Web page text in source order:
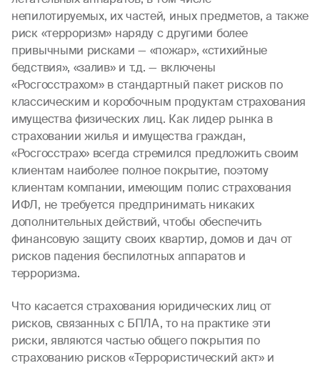
непилотируемых, их частей, иных предметов, а также
риск «терроризм» наряду с другими более
привычными рисками — «пожар», «стихийные
бедствия», «залив» и т.д. — включены
«Росгосстрахом» в стандартный пакет рисков по
классическим и коробочным продуктам страхования
имущества физических лиц. Как лидер рынка в
страховании жилья и имущества граждан,
«Росгосстрах» всегда стремился предложить своим
клиентам наиболее полное покрытие, поэтому
клиентам компании, имеющим полис страхования
ИФЛ, не требуется предпринимать никаких
дополнительных действий, чтобы обеспечить
финансовую защиту своих квартир, домов и дач от
рисков падения беспилотных аппаратов и
терроризма.
Что касается страхования юридических лиц от
рисков, связанных с БПЛА, то на практике эти
риски, являются частью общего покрытия по
страхованию рисков «Террористический акт» и